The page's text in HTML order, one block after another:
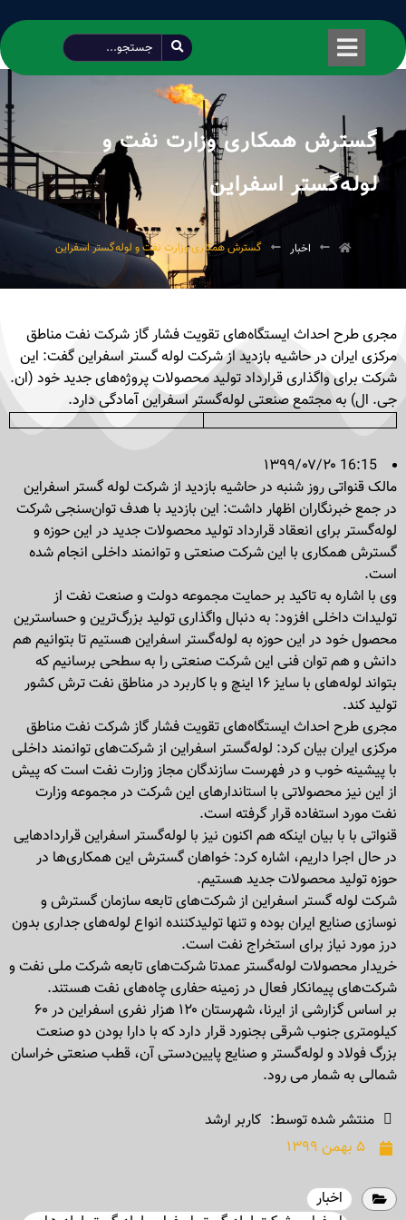
طراحی شده توسط محمود سیفی | 4215 887 0915
گسترش همکاری وزارت نفت و
لوله‌گستر اسفراین
اخبار گسترش همکاری وزارت نفت و لوله‌گستر اسفراین
مجری طرح احداث ایستگاه‌های تقویت فشار گاز شرکت نفت مناطق
مرکزی ایران در حاشیه بازدید از شرکت لوله گستر اسفراین گفت: این
شرکت برای واگذاری قرارداد تولید محصولات پروژه‌های جدید خود (ان.
جی. ال) به مجتمع صنعتی لوله‌گستر اسفراین آمادگی دارد.
۱۳۹۹/۰۷/۲۰ 16:15
مالک قنواتی روز شنبه در حاشیه بازدید از شرکت لوله گستر اسفراین
در جمع خبرنگاران اظهار داشت: این بازدید با هدف توان‌سنجی شرکت
لوله‌گستر برای انعقاد قرارداد تولید محصولات جدید در این حوزه و
گسترش همکاری با این شرکت صنعتی و توانمند داخلی انجام شده
است.
وی با اشاره به تاکید بر حمایت مجموعه دولت و صنعت نفت از
تولیدات داخلی افزود: به دنبال واگذاری تولید بزرگ‌ترین و حساسترین
محصول خود در این حوزه به لوله‌گستر اسفراین هستیم تا بتوانیم هم
دانش و هم توان فنی این شرکت صنعتی را به سطحی برسانیم که
بتواند لوله‌های با سایز ۱۶ اینچ و با کاربرد در مناطق نفت ترش کشور
تولید کند.
مجری طرح احداث ایستگاه‌های تقویت فشار گاز شرکت نفت مناطق
مرکزی ایران بیان کرد: لوله‌گستر اسفراین از شرکت‌های توانمند داخلی
با پیشینه خوب و در فهرست سازندگان مجاز وزارت نفت است که پیش
از این نیز محصولاتی با استاندارهای این شرکت در مجموعه وزارت
نفت مورد استفاده قرار گرفته است.
قنواتی با با بیان اینکه هم اکنون نیز با لوله‌گستر اسفراین قراردادهایی
در حال اجرا داریم، اشاره کرد: خواهان گسترش این همکاری‌ها در
حوزه تولید محصولات جدید هستیم.
شرکت لوله گستر اسفراین از شرکت‌های تابعه سازمان گسترش و
نوسازی صنایع ایران بوده و تنها تولیدکننده انواع لوله‌های جداری بدون
درز مورد نیاز برای استخراج نفت است.
خریدار محصولات لوله‌گستر عمدتا شرکت‌های تابعه شرکت ملی نفت و
شرکت‌های پیمانکار فعال در زمینه حفاری چاه‌های نفت هستند.
بر اساس گزارشی از ایرنا، شهرستان ۱۲۰ هزار نفری اسفراین در ۶۰
کیلومتری جنوب شرقی بجنورد قرار دارد که با دارا بودن دو صنعت
بزرگ فولاد و لوله‌گستر و صنایع پایین‌دستی آن، قطب صنعتی خراسان
شمالی به شمار می رود.
منتشر شده توسط: کاربر ارشد
۵ بهمن ۱۳۹۹
اخبار